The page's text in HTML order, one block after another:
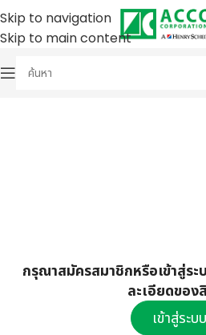
Skip to navigation
Skip to main content
กรุณาสมัครสมาชิกหรือเข้าสู่ระ
ละเอียดของ
เข้าสู่ระบบ